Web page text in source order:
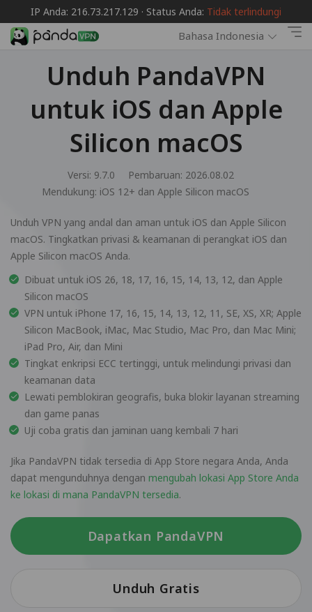
IP Anda: 216.73.217.129 · Status Anda: Tidak terlindungi
Bahasa Indonesia
Unduh PandaVPN
untuk iOS dan Apple
Silicon macOS
Versi: 9.7.0
Pembaruan: 2026.08.02
Mendukung: iOS 12+ dan Apple Silicon macOS
Unduh VPN yang andal dan aman untuk iOS dan Apple Silicon
macOS. Tingkatkan privasi & keamanan di perangkat iOS dan
Apple Silicon macOS Anda.
Dibuat untuk iOS 26, 18, 17, 16, 15, 14, 13, 12, dan Apple
Silicon macOS
VPN untuk iPhone 17, 16, 15, 14, 13, 12, 11, SE, XS, XR; Apple
Silicon MacBook, iMac, Mac Studio, Mac Pro, dan Mac Mini;
iPad Pro, Air, dan Mini
Tingkat enkripsi ECC tertinggi, untuk melindungi privasi dan
keamanan data
Lewati pemblokiran geografis, buka blokir layanan streaming
dan game panas
Uji coba gratis dan jaminan uang kembali 7 hari
Jika PandaVPN tidak tersedia di App Store negara Anda, Anda
dapat mengunduhnya dengan mengubah lokasi App Store Anda
ke lokasi di mana PandaVPN tersedia.
Dapatkan PandaVPN
Unduh Gratis